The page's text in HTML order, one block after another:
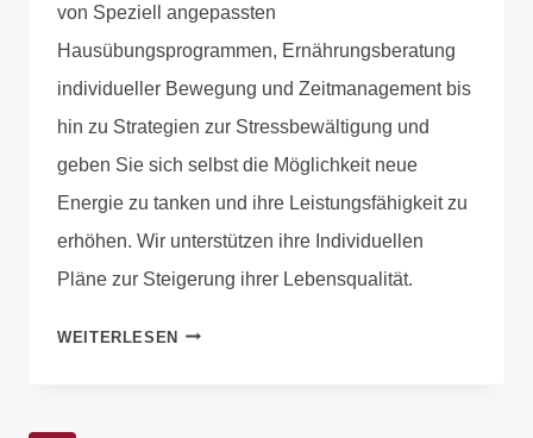
von Speziell angepassten
Hausübungsprogrammen, Ernährungsberatung
individueller Bewegung und Zeitmanagement bis
hin zu Strategien zur Stressbewältigung und
geben Sie sich selbst die Möglichkeit neue
Energie zu tanken und ihre Leistungsfähigkeit zu
erhöhen. Wir unterstützen ihre Individuellen
Pläne zur Steigerung ihrer Lebensqualität.
WEITERLESEN